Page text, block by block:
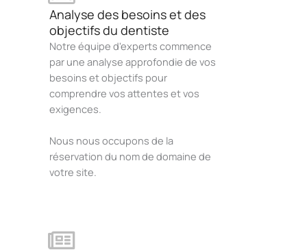
Analyse des besoins et des
objectifs du dentiste
Notre équipe d'experts commence
par une analyse approfondie de vos
besoins et objectifs pour
comprendre vos attentes et vos
exigences.
Nous nous occupons de la
réservation du nom de domaine de
votre site.